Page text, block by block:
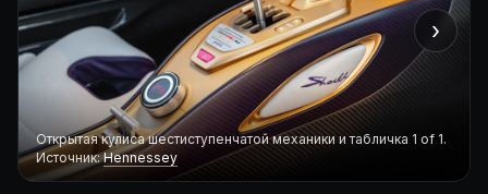
Открытая кулиса шестиступенчатой механики и табличка 1 of 1.
Источник:Hennessey
›